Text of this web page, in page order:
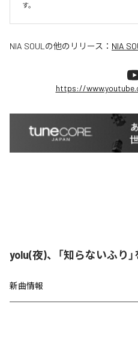
す。
NIA SOUL の他のリリース： NIA
https://
yolu(夜)、「知らないふり
新曲情報